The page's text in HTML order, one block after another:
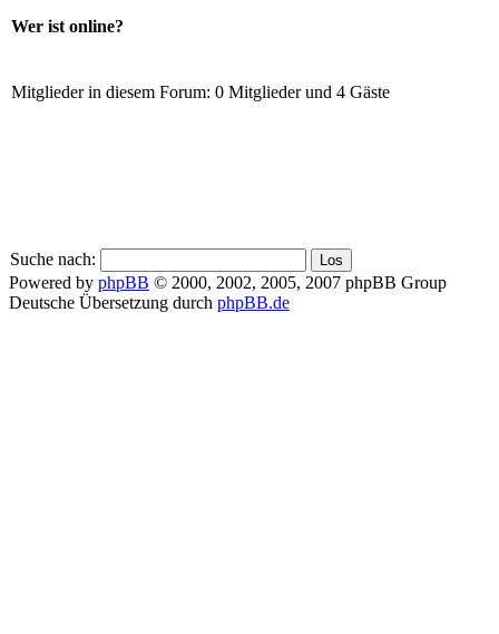
Wer ist online?
Mitglieder in diesem Forum: 0 Mitglieder und 4 Gäste
Suche nach:
Powered by phpBB © 2000, 2002, 2005, 2007 phpBB Group
Deutsche Übersetzung durch phpBB.de